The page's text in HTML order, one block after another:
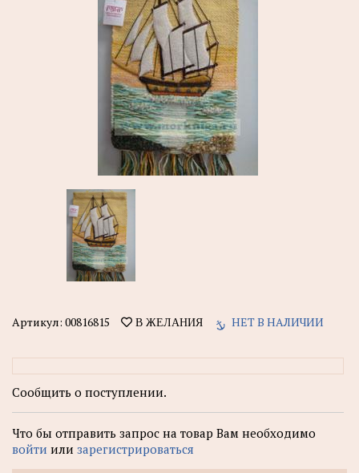
Артикул: 00816815 В ЖЕЛАНИЯ НЕТ В НАЛИЧИИ
Сообщить о поступлении.
Что бы отправить запрос на товар Вам необходимо
войти или зарегистрироваться